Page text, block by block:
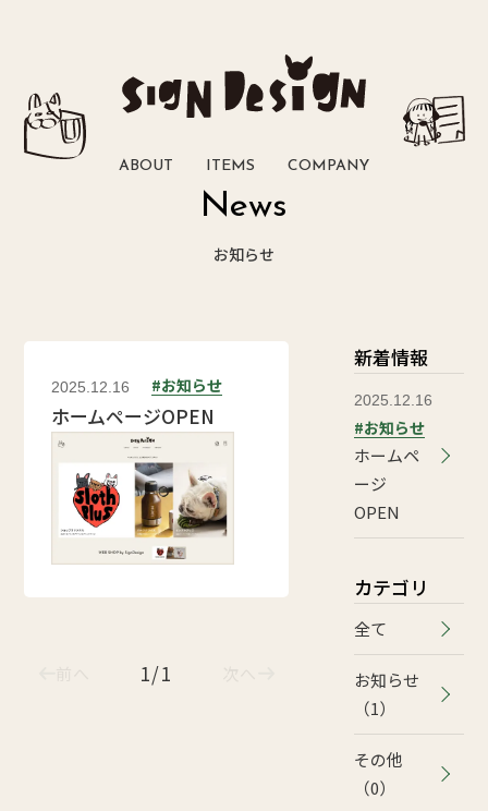
ABOUT ITEMS COMPANY
News
お知らせ
2025.12.16 お知らせ
ホームページOPEN
1/1
新着情報
2025.12.16
お知らせ
ホームペ
ージ
OPEN
カテゴリ
全て
お知らせ
（1）
その他
（0）